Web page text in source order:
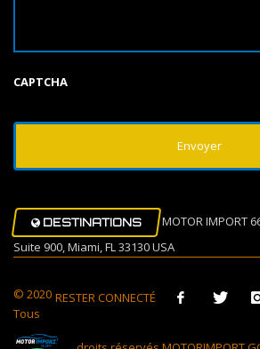
CAPTCHA
DESTINATIONS
MOTOR IMPORT
Suite 900, Miami, FL 33130 USA
RESTER CONNECTÉ
© 2020
Tous